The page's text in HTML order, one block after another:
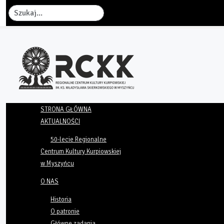
Szukaj
STRONA GŁÓWNA
AKTUALNOŚCI
50-lecie Regionalne
Centrum Kultury Kurpiowskiej
w Myszyńcu
O NAS
Historia
O patronie